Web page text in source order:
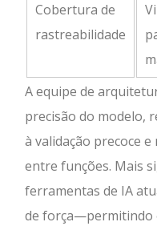
Cobertura de
rastreabilidade
A equipe de
precisão do modelo,
à validação precoce
entre funções. Mais
ferramentas de IA
de força—permitindo